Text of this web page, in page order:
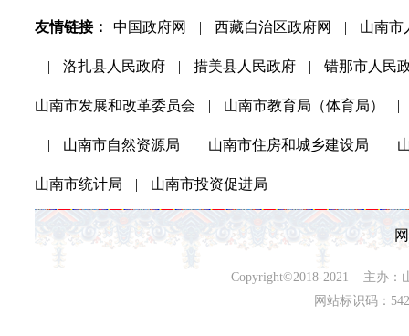
友情链接： 中国政府网 | 西藏自治区政府网 | 山南市
| 洛扎县人民政府 | 措美县人民政府 | 错那市人民
山南市发展和改革委员会 | 山南市教育局（体育局） |
| 山南市自然资源局 | 山南市住房和城乡建设局 |
山南市统计局 | 山南市投资促进局
Copyright©2018-2021 主办：
网站标识码：